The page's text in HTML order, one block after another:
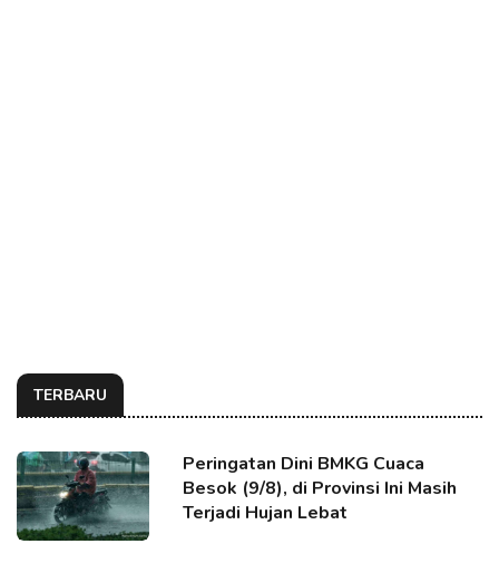
TERBARU
Peringatan Dini BMKG Cuaca
Besok (9/8), di Provinsi Ini Masih
Terjadi Hujan Lebat